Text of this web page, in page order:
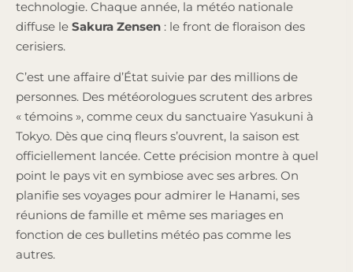
technologie. Chaque année, la météo nationale
diffuse le Sakura Zensen : le front de floraison des
cerisiers.
C’est une affaire d’État suivie par des millions de
personnes. Des météorologues scrutent des arbres
« témoins », comme ceux du sanctuaire Yasukuni à
Tokyo. Dès que cinq fleurs s’ouvrent, la saison est
officiellement lancée. Cette précision montre à quel
point le pays vit en symbiose avec ses arbres. On
planifie ses voyages pour admirer le Hanami, ses
réunions de famille et même ses mariages en
fonction de ces bulletins météo pas comme les
autres.